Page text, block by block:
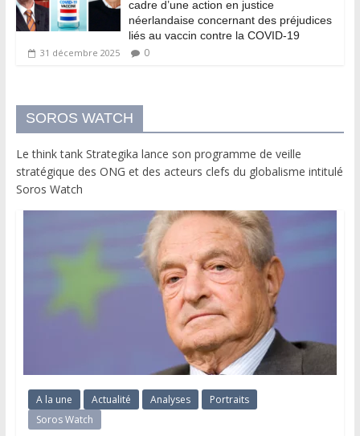
cadre d’une action en justice
néerlandaise concernant des préjudices
liés au vaccin contre la COVID-19
31 décembre 2025 0
SOROS WATCH
Le think tank Strategika lance son programme de veille
stratégique des ONG et des acteurs clefs du globalisme intitulé
Soros Watch
A la une Actualité Analyses
Portraits
Soros Watch